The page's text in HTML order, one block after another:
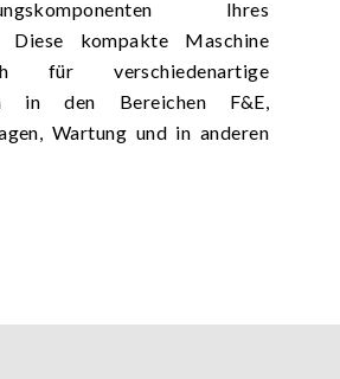
Ihres
Diese kompakte Maschine
für verschiedenartige
in den Bereichen F&E,
Wartung und in anderen